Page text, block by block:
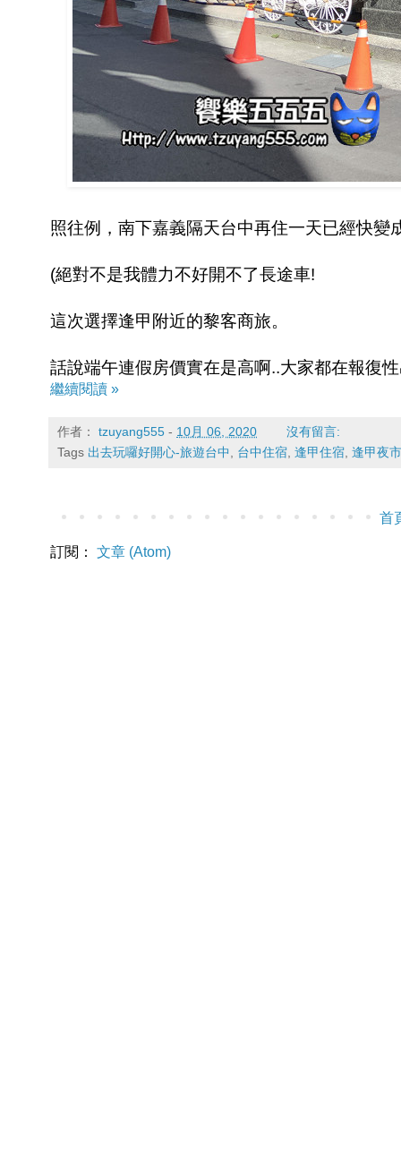
照往例，南下嘉義隔天台中再住一天已經快變
(絕對不是我體力不好開不了長途車!
這次選擇逢甲附近的黎客商旅。
話說端午連假房價實在是高啊..大家都在報復
繼續閱讀 »
作者： tzuyang555 - 10月 06, 2020
沒有留言:
Tags 出去玩囉好開心-旅遊台中 台中住宿 逢甲住宿 逢甲夜
首
訂閱： 文章 (Atom)